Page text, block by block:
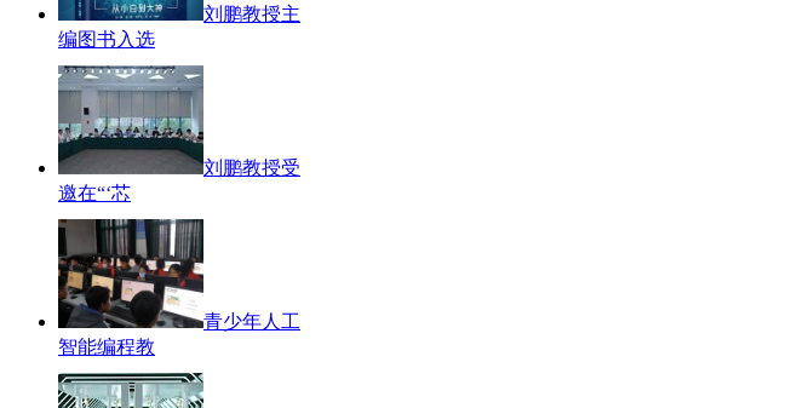
刘鹏教授主
编图书入选
刘鹏教授受
邀在“‘芯
青少年人工
智能编程教